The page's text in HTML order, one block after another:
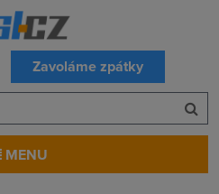
Zavoláme zpátky
MENU